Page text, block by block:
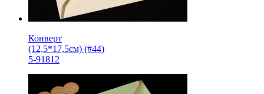
Конверт
(12,5*17,5см) (#44)
5-91812